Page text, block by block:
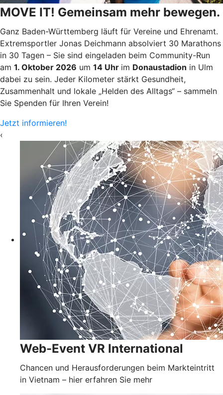
MOVE IT! Gemeinsam mehr bewegen.
Ganz Baden-Württemberg läuft für Vereine und Ehrenamt.
Extremsportler Jonas Deichmann absolviert 30 Marathons
in 30 Tagen – Sie sind eingeladen beim Community-Run
am 1. Oktober 2026 um 14 Uhr im Donaustadion in Ulm
dabei zu sein. Jeder Kilometer stärkt Gesundheit,
Zusammenhalt und lokale „Helden des Alltags“ – sammeln
Sie Spenden für Ihren Verein!
Jetzt informieren!
‹
Web-Event VR International
Chancen und Herausforderungen beim Markteintritt
in Vietnam – hier erfahren Sie mehr